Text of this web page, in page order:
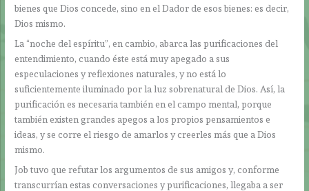
bienes que Dios concede, sino en el Dador de esos bienes: es decir,
Dios mismo.
La “noche del espíritu”, en cambio, abarca las purificaciones del
entendimiento, cuando éste está muy apegado a sus
especulaciones y reflexiones naturales, y no está lo
suficientemente iluminado por la luz sobrenatural de Dios. Así, la
purificación es necesaria también en el campo mental, porque
también existen grandes apegos a los propios pensamientos e
ideas, y se corre el riesgo de amarlos y creerles más que a Dios
mismo.
Job tuvo que refutar los argumentos de sus amigos y, conforme
transcurrían estas conversaciones y purificaciones, llegaba a ser